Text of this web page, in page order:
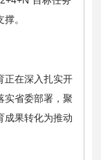
。
正在深入扎实开
实省委部署，聚
成果转化为推动